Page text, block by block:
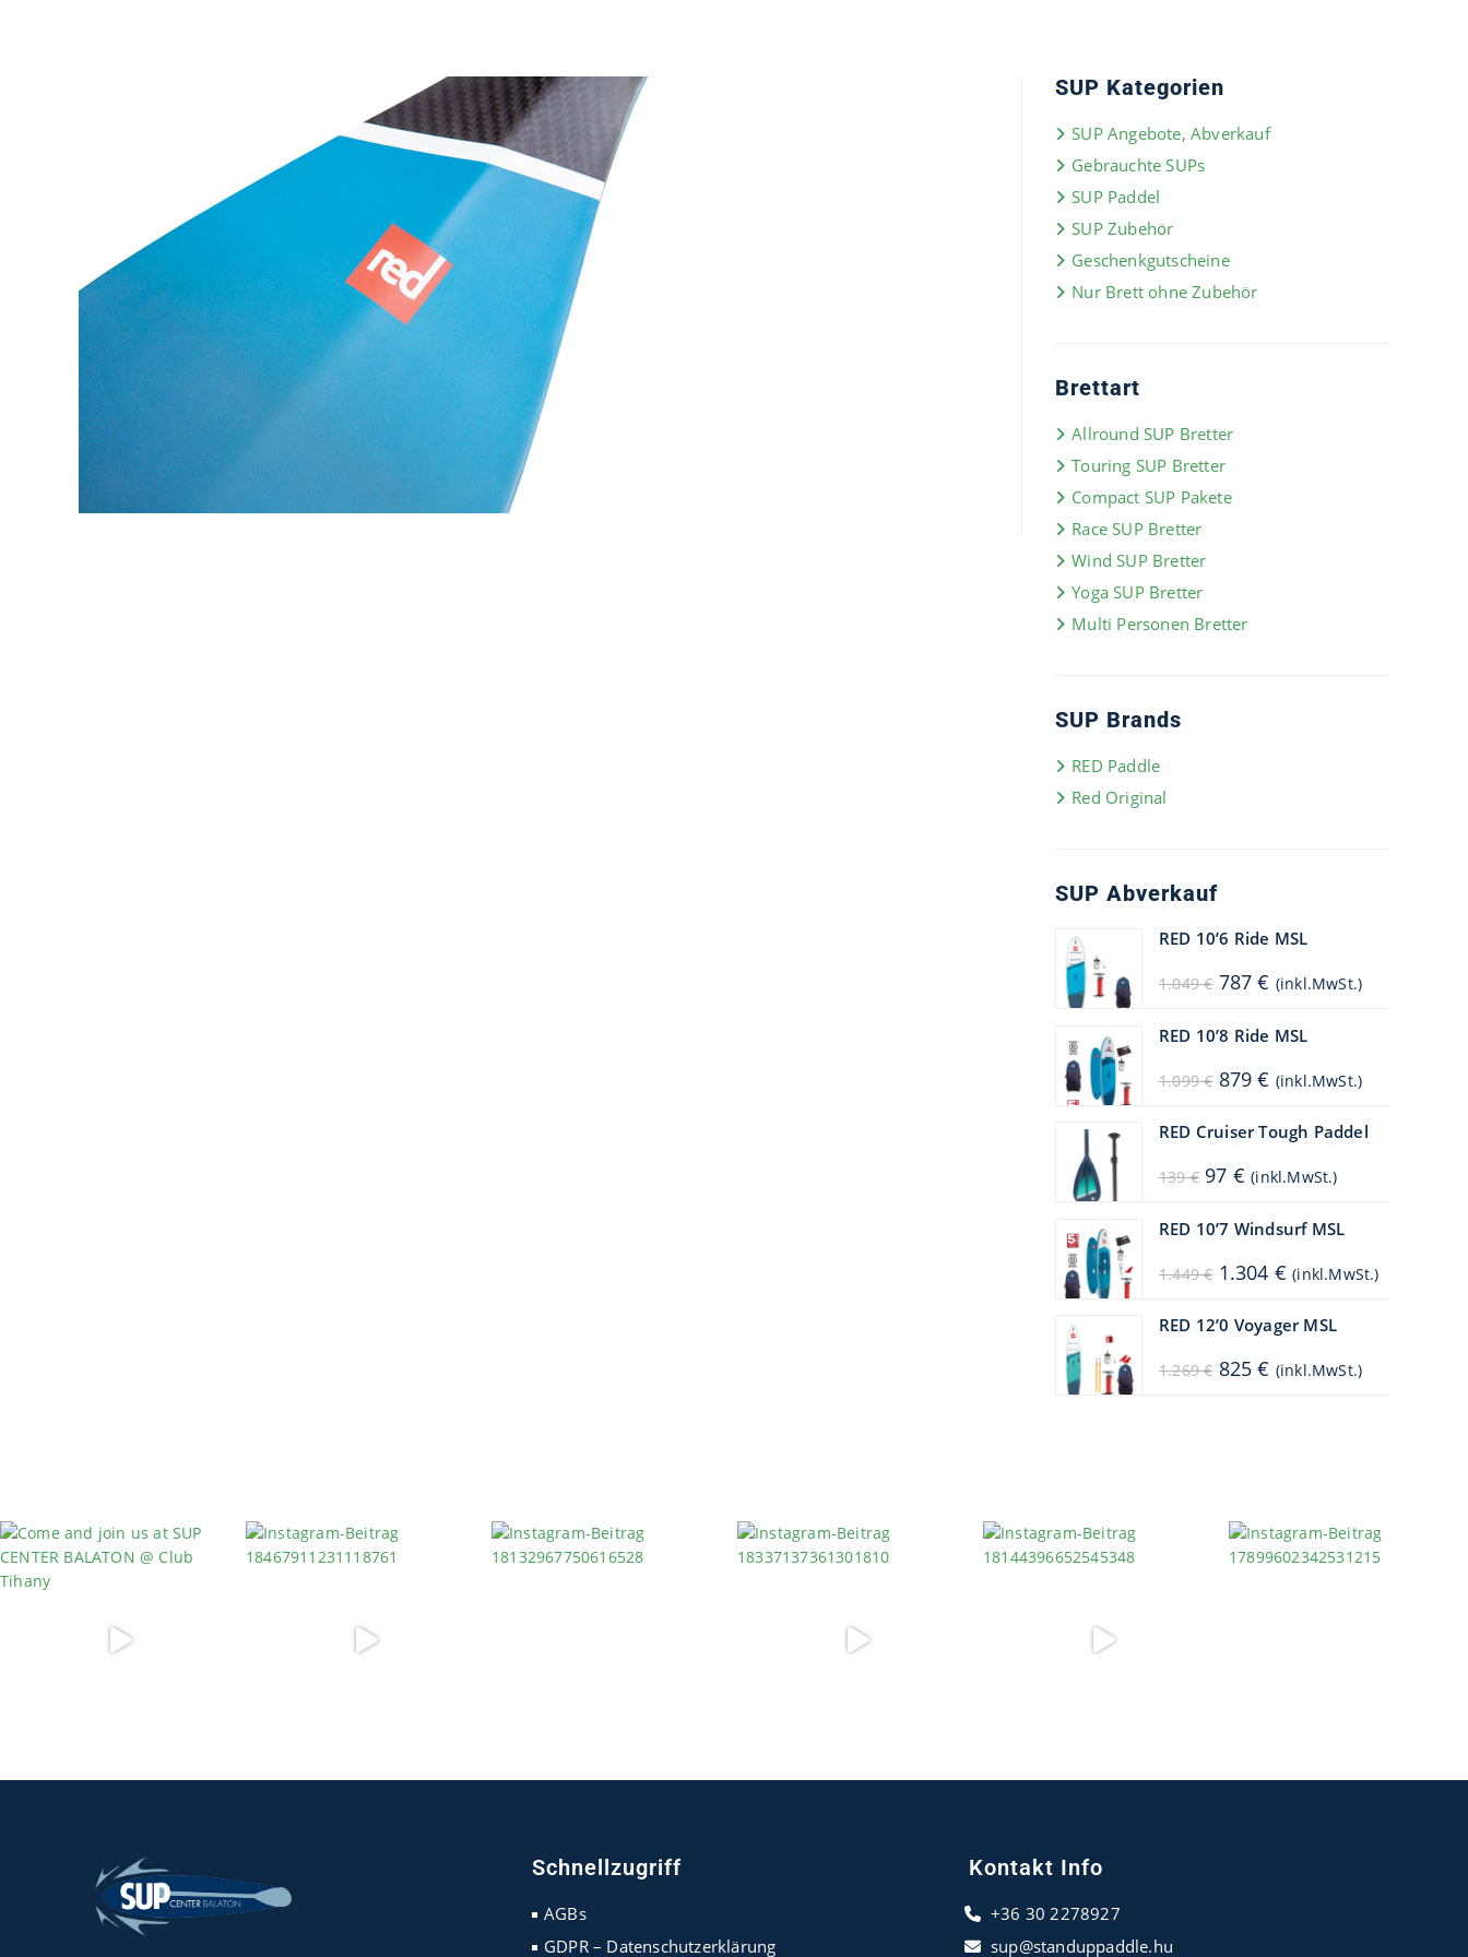
SUP Kategorien
SUP Angebote, Abverkauf
Gebrauchte SUPs
SUP Paddel
SUP Zubehör
Geschenkgutscheine
Nur Brett ohne Zubehör
Brettart
Allround SUP Bretter
Touring SUP Bretter
Compact SUP Pakete
Race SUP Bretter
Wind SUP Bretter
Yoga SUP Bretter
Multi Personen Bretter
SUP Brands
RED Paddle
Red Original
SUP Abverkauf
RED 10’6 Ride MSL
1.049€ Ursprünglicher
Preis
1.049 €
787€ Aktueller
Preis
(inkl.MwSt.)
RED 10’8 Ride MSL
1.099€ Ursprünglicher
Preis
1.099 €
879€ Aktueller
Preis
879 €.
(inkl.MwSt.)
RED Cruiser Tough Paddel
139€ Ursprünglicher
Preis
97 € Aktueller
Preis
97 €.
(inkl.MwSt.)
RED 10’7 Windsurf MSL
1.449€ Ursprünglicher
Preis
1.304 € Aktueller
Preis
(inkl.MwSt.)
RED 12’0 Voyager MSL
1.269€ Ursprünglicher
Preis
825€ Aktueller
Preis
(inkl.MwSt.)
Schnellzugriff
AGBs
GDPR – Datenschutzerklärung
Kontakt Info
+36 30 2278927
sup@standuppaddle.hu